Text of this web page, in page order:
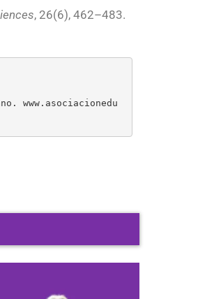
, 26(6), 462–483.
www.asociacionedu